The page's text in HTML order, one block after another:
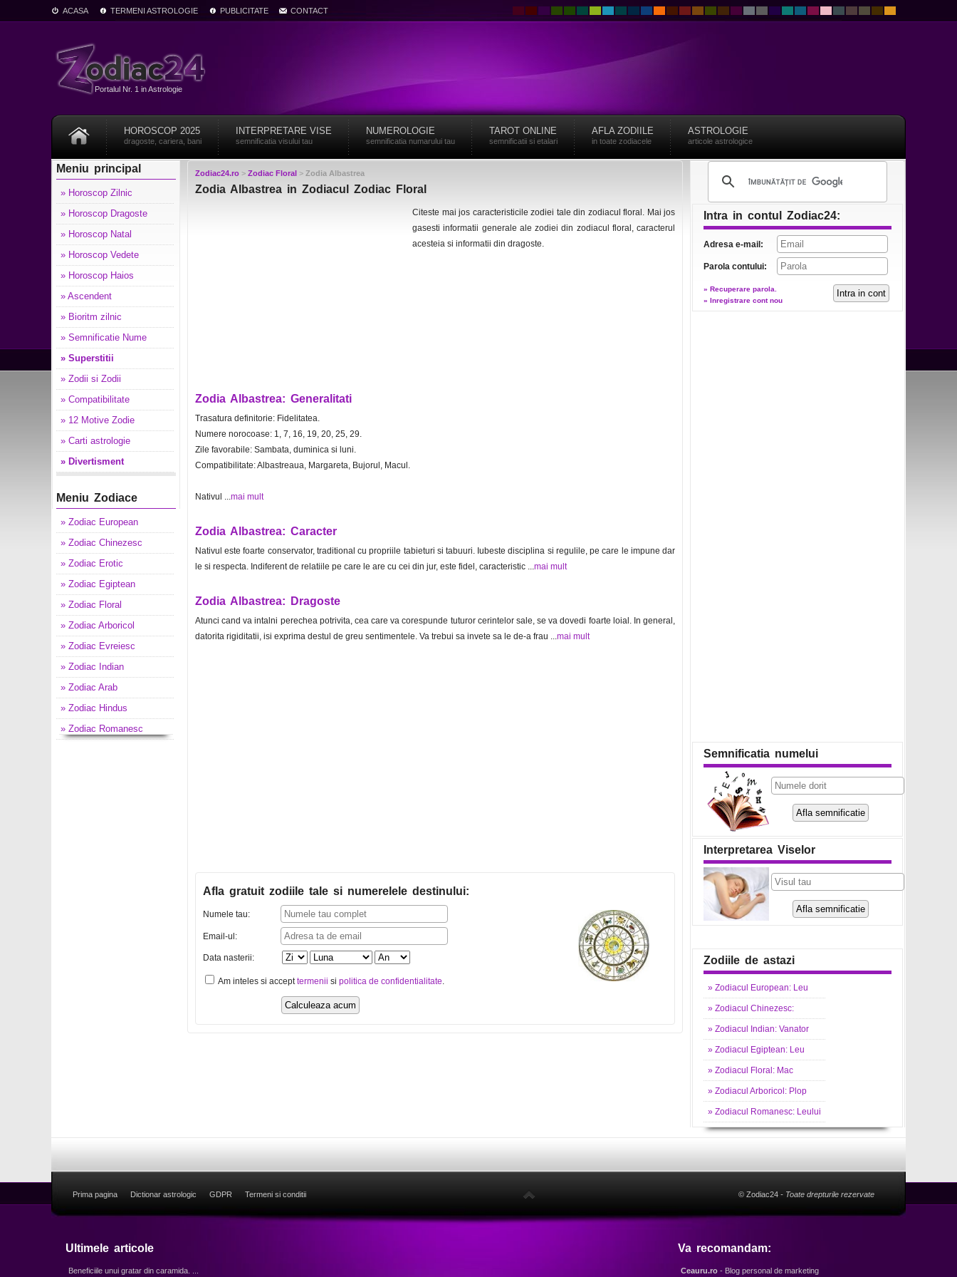
ACASA TERMENI ASTROLOGIE PUBLICITATE CONTACT
Portalul Nr. 1 in Astrologie
HOROSCOP 2025
dragoste, cariera, bani
INTERPRETARE VISE
semnificatia visului tau
NUMEROLOGIE
semnificatia numarului tau
TAROT ONLINE
semnificatii si etalari
AFLA ZODIILE
in toate zodiacele
ASTROLOGIE
articole astrologice
Meniu principal
» Horoscop Zilnic
» Horoscop Dragoste
» Horoscop Natal
» Horoscop Vedete
» Horoscop Haios
» Ascendent
» Bioritm zilnic
» Semnificatie Nume
» Superstitii
» Zodii si Zodii
» Compatibilitate
» 12 Motive Zodie
» Carti astrologie
» Divertisment
Meniu Zodiace
» Zodiac European
» Zodiac Chinezesc
» Zodiac Erotic
» Zodiac Egiptean
» Zodiac Floral
» Zodiac Arboricol
» Zodiac Evreiesc
» Zodiac Indian
» Zodiac Arab
» Zodiac Hindus
» Zodiac Romanesc
Zodiac24.ro > Zodiac Floral > Zodia Albastrea
Zodia Albastrea in Zodiacul Zodiac Floral
Citeste mai jos caracteristicile zodiei tale din zodiacul floral. Mai jos
gasesti informatii generale ale zodiei din zodiacul floral, caracterul
acesteia si informatii din dragoste.
Zodia Albastrea: Generalitati
Trasatura definitorie: Fidelitatea.
Numere norocoase: 1, 7, 16, 19, 20, 25, 29.
Zile favorabile: Sambata, duminica si luni.
Compatibilitate: Albastreaua, Margareta, Bujorul, Macul.
Nativul ...mai mult
Zodia Albastrea: Caracter
Nativul este foarte conservator, traditional cu propriile tabieturi si tabuuri. Iubeste disciplina si regulile, pe care le impune dar
le si respecta. Indiferent de relatiile pe care le are cu cei din jur, este fidel, caracteristic ...mai mult
Zodia Albastrea: Dragoste
Atunci cand va intalni perechea potrivita, cea care va corespunde tuturor cerintelor sale, se va dovedi foarte loial. In general,
datorita rigiditatii, isi exprima destul de greu sentimentele. Va trebui sa invete sa le de-a frau ...mai mult
Afla gratuit zodiile tale si numerelele destinului:
Numele tau:
Email-ul:
Data nasterii:
Am inteles si accepttermenii si politica de confidentialitate.
Intra in contul Zodiac24:
Adresa e-mail:
Parola contului:
» Recuperare parola.
» Inregistrare cont nou
Semnificatia numelui
Interpretarea Viselor
Zodiile de astazi
» Zodiacul European: Leu
» Zodiacul Chinezesc:
» Zodiacul Indian: Vanator
» Zodiacul Egiptean: Leu
» Zodiacul Floral: Mac
» Zodiacul Arboricol: Plop
» Zodiacul Romanesc: Leului
Prima pagina Dictionar astrologic GDPR Termeni si conditii © Zodiac24 - Toate drepturile rezervate
Ultimele articole
Beneficiile unui gratar din caramida. ...
Va recomandam:
Ceauru.ro - Blog personal de marketing